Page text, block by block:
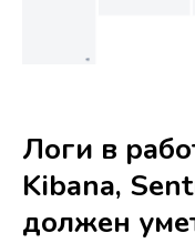
Логи в
Kibana,
должен